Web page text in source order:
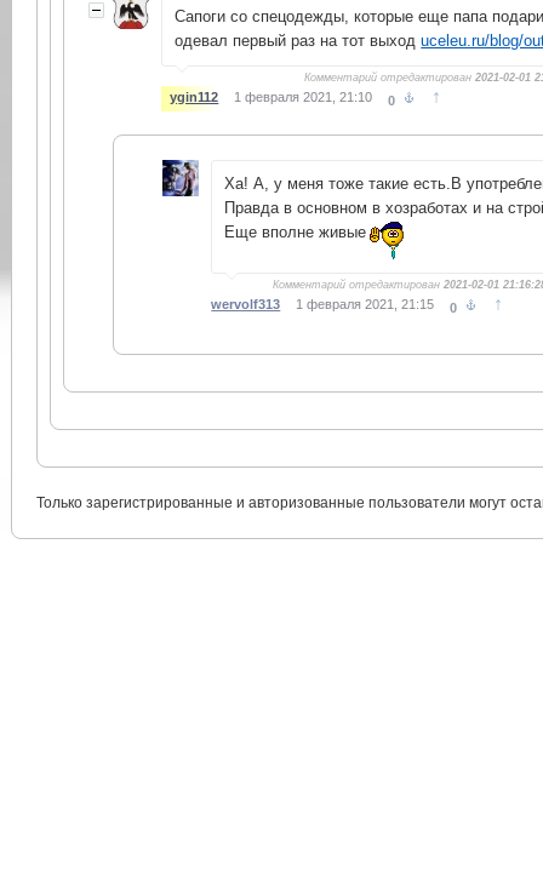
Сапоги со спецодежды, которые еще папа
одевал первый раз на тот выходuceleu.ru/blog/
Комментарий отредактирован2021-02-01
ygin112 1 февраля 2021, 21:10 0 ↑
Ха! А, у меня тоже такие есть.В
Правда в основном в хозработах и на
Еще вполне живые
Комментарий отредактирован2021-02-01
wervolf313 1 февраля 2021, 21:15 0 ↑
Только зарегистрированные и авторизованные пользователи могут